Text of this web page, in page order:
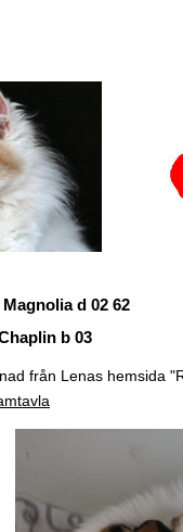
b 03
från Lenas hemsida